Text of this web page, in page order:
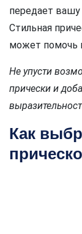
передает
Стильная
может помочь
Не упусти
прически и
Как